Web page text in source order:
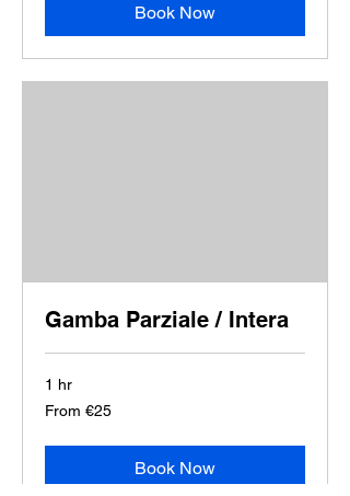
Book Now
Gamba Parziale / Intera
1 hr
From
25
From €25
Book Now